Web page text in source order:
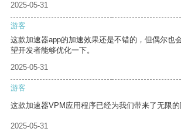
2025-05-31
游客
这款加速器app的加速效果还是不错的，但偶尔也
望开发者能够优化一下。
2025-05-31
游客
这款加速器VPM应用程序已经为我们带来了无限的
2025-05-31